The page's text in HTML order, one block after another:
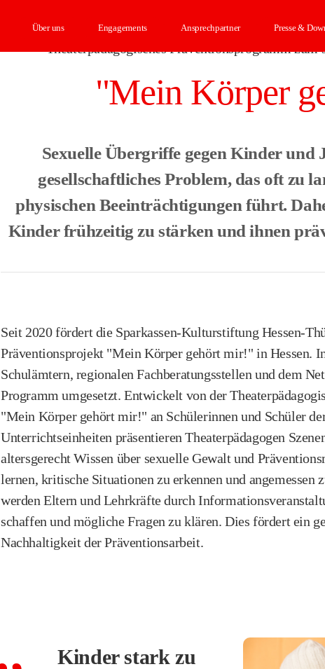
Über uns Engagements Ansprechpartner Presse &
Theaterpädagogisches Präventionsprogramm
"Mein Körper
Sexuelle Übergriffe gegen Kinder und
gesellschaftliches Problem, das oft zu
physischen Beeinträchtigungen führt.
Kinder frühzeitig zu stärken und ihnen
Seit 2020 fördert die Sparkassen-Kulturstiftung Hessen-
Präventionsprojekt "Mein Körper gehört mir!" in Hessen.
Schulämtern, regionalen Fachberatungsstellen und dem
Programm umgesetzt.​ Entwickelt von der
"Mein Körper gehört mir!" an Schülerinnen und Schüler
Unterrichtseinheiten präsentieren Theaterpädagogen
altersgerecht Wissen über sexuelle Gewalt und
lernen, kritische Situationen zu erkennen und angemessen
werden Eltern und Lehrkräfte durch
schaffen und mögliche Fragen zu klären. Dies fördert ein
Nachhaltigkeit der Präventionsarbeit.​
Kinder stark zu